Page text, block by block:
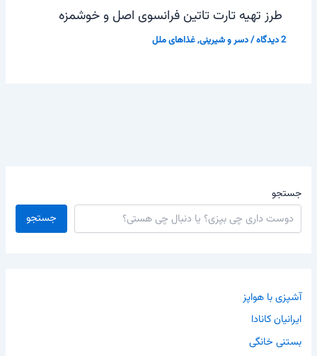
طرز تهیه تارت تاتین فرانسوی اصل و خوشمزه
2 دیدگاه /دسر و شیرینی,غذاهای ملل
جستجو
جستجو
آشپزی با هواپز
ایرانیان کانادا
بستنی خانگی